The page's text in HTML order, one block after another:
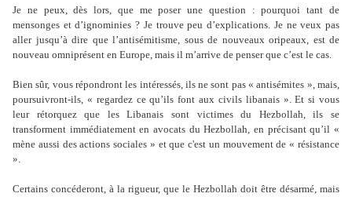
Je ne peux, dès lors, que me poser une question : pourquoi tant de
mensonges et d’ignominies ? Je trouve peu d’explications. Je ne veux pas
aller jusqu’à dire que l’antisémitisme, sous de nouveaux oripeaux, est de
nouveau omniprésent en Europe, mais il m’arrive de penser que c’est le cas.
Bien sûr, vous répondront les intéressés, ils ne sont pas « antisémites », mais,
poursuivront-ils, « regardez ce qu’ils font aux civils libanais ».Et si vous
leur rétorquez que les Libanais sont victimes du Hezbollah, ils se
transforment immédiatement en avocats du Hezbollah, en précisant qu’il «
mène aussi des actions sociales » et que c'est un mouvement de « résistance
».
Certains concéderont, à la rigueur, que le Hezbollah doit être désarmé, mais